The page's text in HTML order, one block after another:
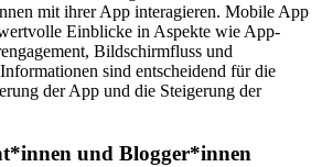
mit ihrer App interagieren. Mobile App
Einblicke in Aspekte wie App-
Bildschirmfluss und
sind entscheidend für die
der App und die Steigerung der
und Blogger*innen